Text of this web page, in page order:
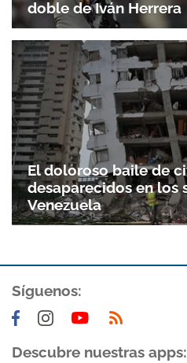
Gracias por
doble de Iván Herrera
El doloroso baile de
desaparecidos en los
Venezuela
Síguenos:
Descubre nuestras apps: